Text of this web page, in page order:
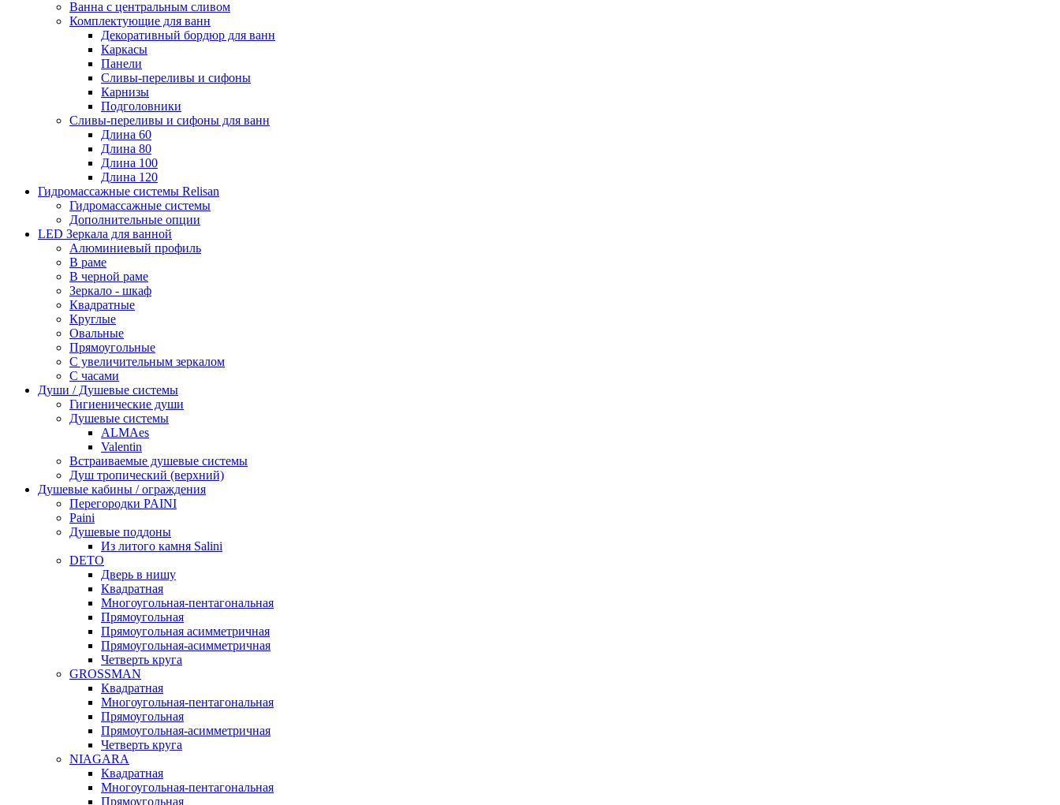
Ванна с центральным сливом
Комплектующие для ванн
Декоративный бордюр для ванн
Каркасы
Панели
Сливы-переливы и сифоны
Карнизы
Подголовники
Сливы-переливы и сифоны для ванн
Длина 60
Длина 80
Длина 100
Длина 120
Гидромассажные системы Relisan
Гидромассажные системы
Дополнительные опции
LED Зеркала для ванной
Алюминиевый профиль
В раме
В черной раме
Зеркало - шкаф
Квадратные
Круглые
Овальные
Прямоугольные
С увеличительным зеркалом
С часами
Души / Душевые системы
Гигиенические души
Душевые системы
ALMAes
Valentin
Встраиваемые душевые системы
Душ тропический (верхний)
Душевые кабины / ограждения
Перегородки PAINI
Paini
Душевые поддоны
Из литого камня Salini
DETO
Дверь в нишу
Квадратная
Многоугольная-пентагональная
Прямоугольная
Прямоугольная асимметричная
Прямоугольная-асимметричная
Четверть круга
GROSSMAN
Квадратная
Многоугольная-пентагональная
Прямоугольная
Прямоугольная-асимметричная
Четверть круга
NIAGARA
Квадратная
Многоугольная-пентагональная
Прямоугольная